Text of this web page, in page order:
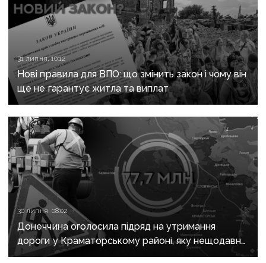
31 липня, 10:12
Нові правила для ВПО: що змінить закон і чому він
ще не гарантує житла та виплат
30 липня, 08:02
Донеччина оголосила підряд на утримання
дороги у Краматорському районі, яку нещодавно
вже ремонтували